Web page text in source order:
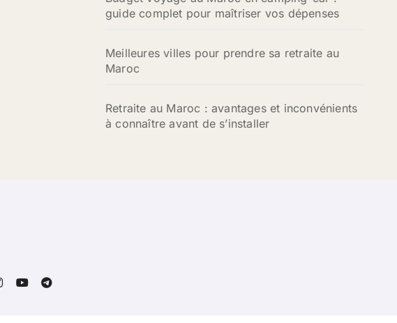
guide complet pour maîtriser vos dépenses
Meilleures villes pour prendre sa retraite au
Maroc
Retraite au Maroc : avantages et inconvénients
à connaître avant de s’installer